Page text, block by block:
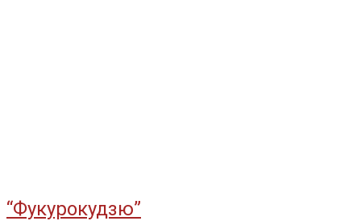
“Фукурокудзю”